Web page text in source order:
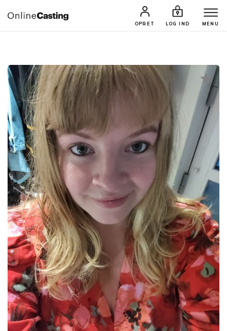
OPRET LOG IND MENU
CASTINGS & JOBS SØG PROFIL